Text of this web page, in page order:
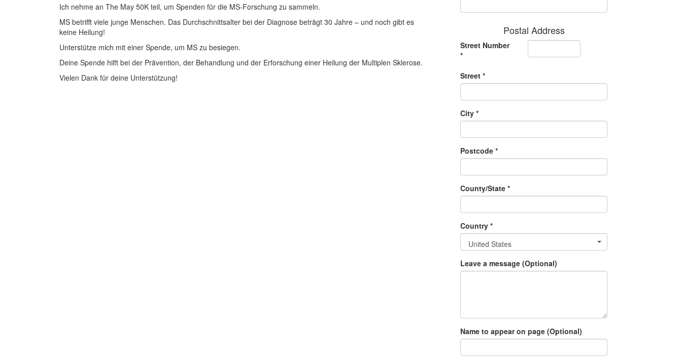
Postal Address
Street Number
*
Street *
City *
Postcode *
County/State *
Country *
United States
Leave a message (Optional)
Name to appear on page (Optional)
Ich nehme an The May 50K teil, um Spenden für die MS-Forschung zu sammeln.
MS betrifft viele junge Menschen. Das Durchschnittsalter bei der Diagnose beträgt 30 Jahre – und noch gibt es
keine Heilung!
Unterstütze mich mit einer Spende, um MS zu besiegen.
Deine Spende hilft bei der Prävention, der Behandlung und der Erforschung einer Heilung der Multiplen Sklerose.
Vielen Dank für deine Unterstützung!